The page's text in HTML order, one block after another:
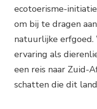
ecotoerisme-
om bij te dragen
natuurlijke
ervaring als
een reis naar Zuid-
schatten die dit